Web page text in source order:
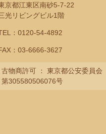
京都江東区南砂5-7-22
光リビングビル1階
： 0120-54-4892
：03-6666-3627
古物商許可 ： 東京都公安委員会
第305580506076号